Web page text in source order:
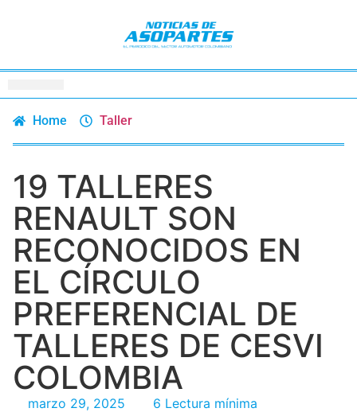
Home Taller
19 TALLERES
RENAULT SON
RECONOCIDOS EN
EL CÍRCULO
PREFERENCIAL DE
TALLERES DE CESVI
COLOMBIA
marzo 29, 2025 6 Lectura mínima